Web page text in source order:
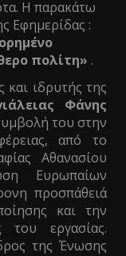
Η παρακάτω
Εφημερίδας :
πολίτη» .
ιδρυτής της
Φάνης
του στην
από το
Αθανασίου
Ευρωπαίων
προσπάθειά
και την
του εργασίας.
της Ένωσης